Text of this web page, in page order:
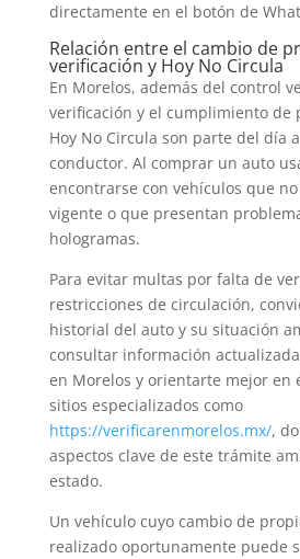
directamente en el botón de
Relación entre el cambio de
verificación y Hoy No Circula
En Morelos, además del control
verificación y el cumplimiento de
Hoy No Circula son parte del día
conductor. Al comprar un auto
encontrarse con vehículos que
vigente o que presentan
hologramas.
Para evitar multas por falta de
restricciones de circulación,
historial del auto y su situación
consultar información
en Morelos y orientarte mejor en
sitios especializados como
https://verificarenmorelos.mx/,
aspectos clave de este trámite
estado.
Un vehículo cuyo cambio de
realizado oportunamente puede